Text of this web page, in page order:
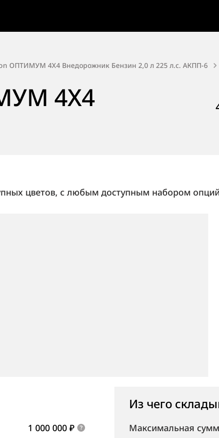
ОПТИМУМ 4X4 Внедорожник Бензин 2,0 л 225 л.с. АКПП-6
4X4
цветов, с любым доступным набором
1 000 000 ₽
Из чего
Максимальная